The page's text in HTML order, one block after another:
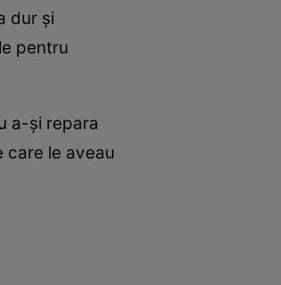
dur și
pentru
a-și repara
care le aveau